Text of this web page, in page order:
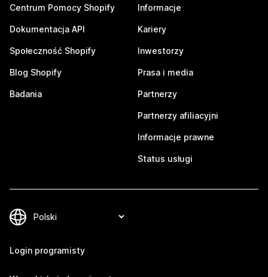
Centrum Pomocy Shopify
Dokumentacja API
Społeczność Shopify
Blog Shopify
Badania
Informacje
Kariery
Inwestorzy
Prasa i media
Partnerzy
Partnerzy afiliacyjni
Informacje prawne
Status usługi
Login programisty